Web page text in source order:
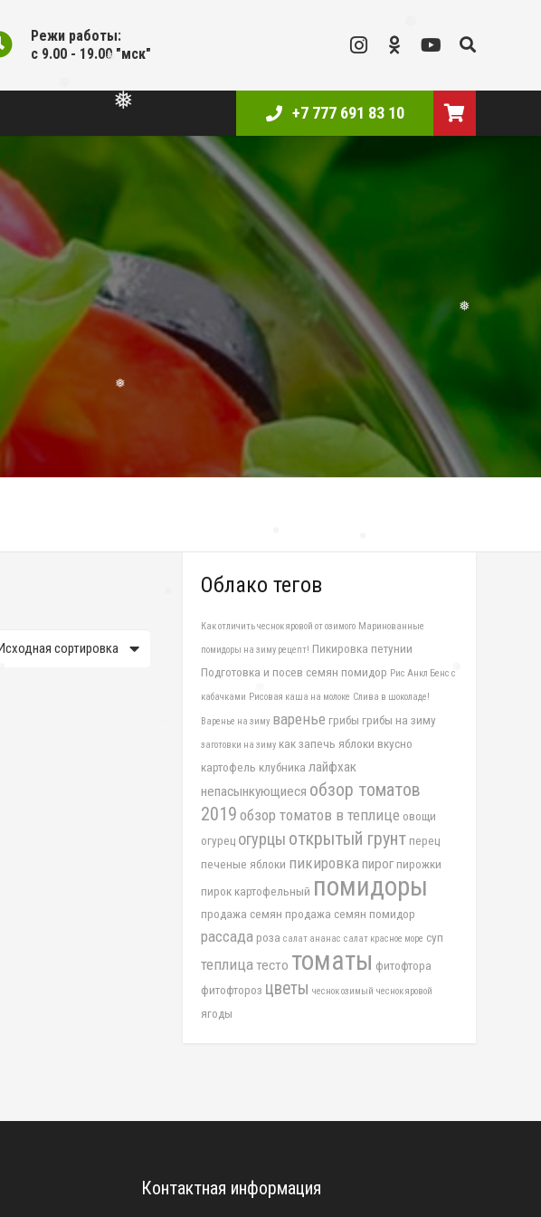
❅
❅
Режи работы:
с 9.00 - 19.00 "мск"
+7 777 691 83 10
Облако тегов
Как отличить чеснок яровой от озимого Маринованные
помидоры на зиму рецепт! Пикировка петунии
Подготовка и посев семян помидор Рис Анкл Бенс с
кабачками Рисовая каша на молоке Слива в шоколаде!
Варенье на зиму варенье грибы грибы на зиму
заготовки на зиму как запечь яблоки вкусно
картофель клубника лайфхак
непасынкующиеся обзор томатов
2019 обзор томатов в теплице овощи
огурец огурцы открытый грунт перец
печеные яблоки пикировкапирог пирожки
пирок картофельный помидоры
продажа семян продажа семян помидор
рассада роза салат ананас салат красное море суп
теплицатесто томаты фитофтора
фитофтороз цветы чеснок озимый чеснок яровой
ягоды
Контактная информация